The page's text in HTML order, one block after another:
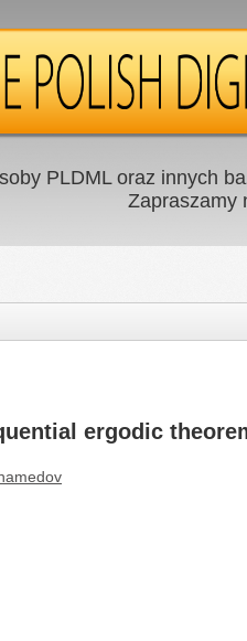
PLDML oraz innych
Zapraszamy
ergodic